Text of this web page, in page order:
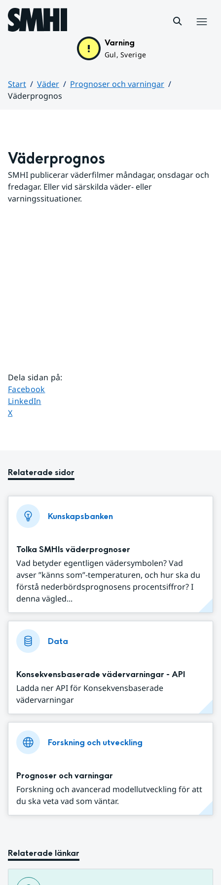
Hoppa till sidans innehåll
Varning
Gul, Sverige
Start Väder
Prognoser och varningar
Väderprognos
Väderprognos
SMHI publicerar väderfilmer måndagar, onsdagar och
fredagar. Eller vid särskilda väder- eller
varningssituationer.
Dela sidan på:
Dela sidan på
Facebook
Dela sidan på
LinkedIn
Dela sidan på
X
Relaterade sidor
Kunskapsbanken
Tolka SMHIs väderprognoser
Vad betyder egentligen vädersymbolen? Vad
avser ”känns som”-temperaturen, och hur ska du
förstå nederbördsprognosens procentsiffror? I
denna vägled...
Data
Konsekvensbaserade vädervarningar - API
Ladda ner API för Konsekvensbaserade
vädervarningar
Forskning och utveckling
Prognoser och varningar
Forskning och avancerad modellutveckling för att
du ska veta vad som väntar.
Relaterade länkar